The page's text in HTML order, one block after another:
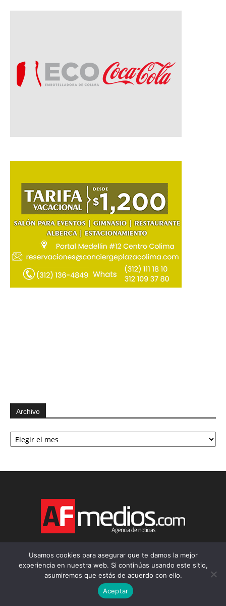
Archivo
Archivo
Usamos cookies para asegurar que te damos la mejor
experiencia en nuestra web. Si continúas usando este sitio,
asumiremos que estás de acuerdo con ello.
Aceptar